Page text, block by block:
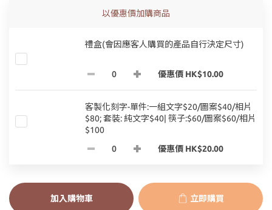
以優惠價加購商品
禮盒(會因應客人購買的產品自行決定尺寸)
優惠價 HK$10.00
客製化刻字-單件:一組文字$20/圖案$40/相片
$80; 套裝: 純文字$40| 筷子:$60/圖案$60/相片
$100
優惠價 HK$20.00
加入購物車 立即購買